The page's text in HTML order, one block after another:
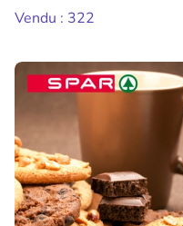
Vendu : 322